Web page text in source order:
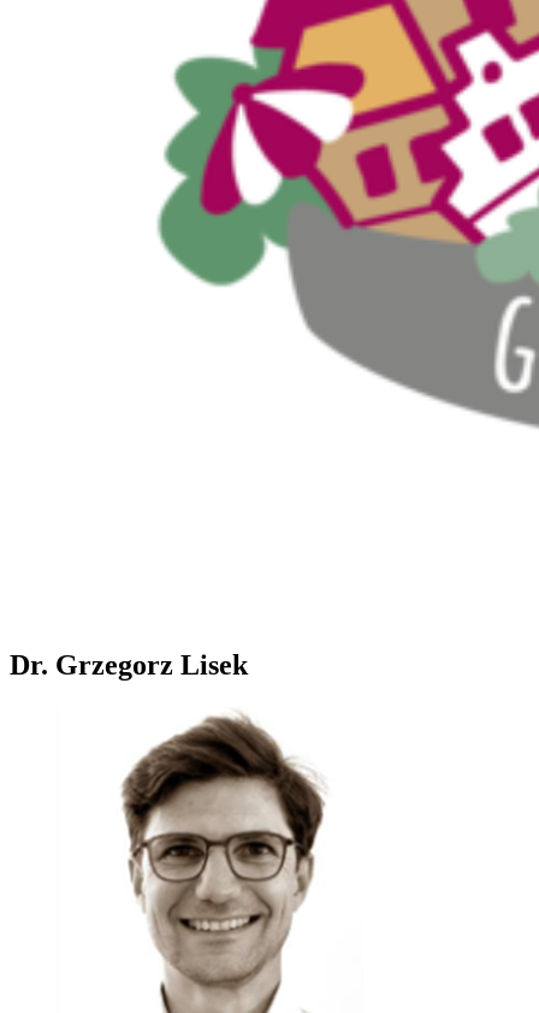
Dr. Grzegorz Lisek